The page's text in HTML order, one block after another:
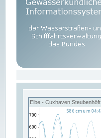
Elbe - Cuxhaven Steubenhöft